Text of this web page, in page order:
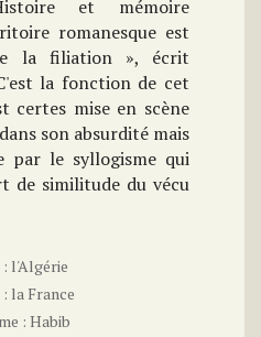
et mémoire
romanesque est
la filiation », écrit
la fonction de cet
certes mise en scène
son absurdité mais
par le syllogisme qui
similitude du vécu
l'Algérie
la France
: Habib